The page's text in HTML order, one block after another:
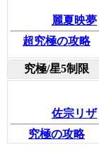
麗夏映夢
超究極の攻略
究極/星5制限
佐宗リザ
究極の攻略